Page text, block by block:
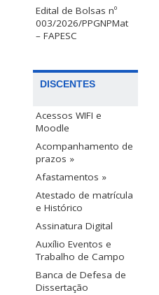
Edital de Bolsas nº
003/2026/PPGNPMat
– FAPESC
DISCENTES
Acessos WIFI e
Moodle
Acompanhamento de
prazos »
Afastamentos »
Atestado de matrícula
e Histórico
Assinatura Digital
Auxílio Eventos e
Trabalho de Campo
Banca de Defesa de
Dissertação